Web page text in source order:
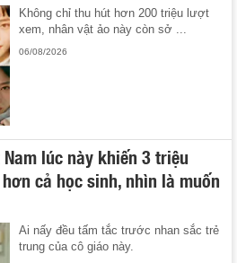
Không chỉ thu hút hơn 200 triệu lượt
xem, nhân vật ảo này còn sở ...
06/08/2026
lúc này khiến 3 triệu
cả học sinh, nhìn là muốn
Ai nấy đều tấm tắc trước nhan sắc trẻ
trung của cô giáo này.